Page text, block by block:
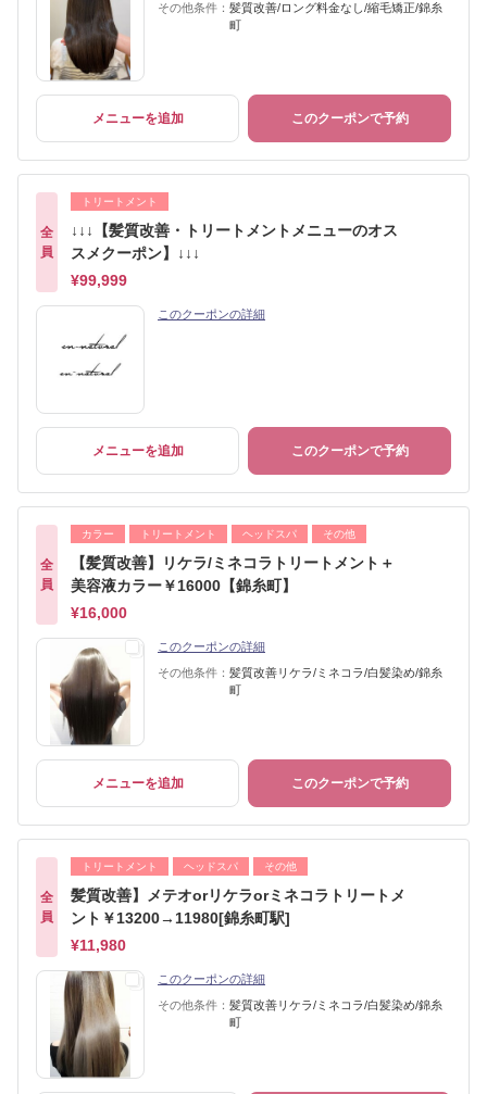
その他条件： 髪質改善/ロング料金なし/縮毛矯正/錦糸
町
メニューを追加 このクーポンで予約
全
員
トリートメント
↓↓↓【髪質改善・トリートメントメニューのオス
スメクーポン】↓↓↓
¥99,999
このクーポンの詳細
メニューを追加 このクーポンで予約
全
員
カラー トリートメント ヘッドスパ その他
【髪質改善】リケラ/ミネコラトリートメント＋
美容液カラー￥16000【錦糸町】
¥16,000
このクーポンの詳細
その他条件： 髪質改善リケラ/ミネコラ/白髪染め/錦糸
町
メニューを追加 このクーポンで予約
全
員
トリートメント ヘッドスパ その他
髪質改善】メテオorリケラorミネコラトリートメ
ント￥13200→11980[錦糸町駅]
¥11,980
このクーポンの詳細
その他条件： 髪質改善リケラ/ミネコラ/白髪染め/錦糸
町